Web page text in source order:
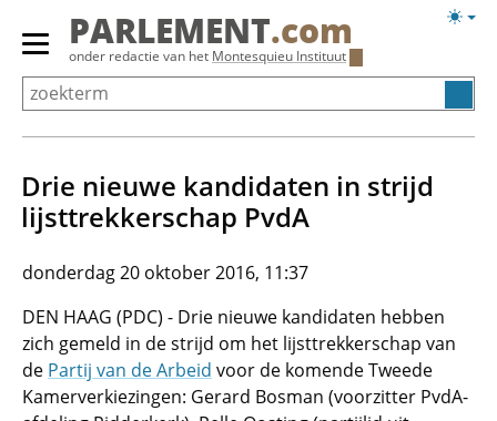
Overslaan
Primair
menu
tonen/verbergen
PARLEMENT.com
onder redactie van het Montesquieu Instituut
Drie nieuwe kandidaten in strijd
lijsttrekkerschap PvdA
donderdag 20 oktober 2016, 11:37
DEN HAAG (PDC) - Drie nieuwe kandidaten hebben
zich gemeld in de strijd om het lijsttrekkerschap van
de Partij van de Arbeid voor de komende Tweede
Kamerverkiezingen: Gerard Bosman (voorzitter PvdA-